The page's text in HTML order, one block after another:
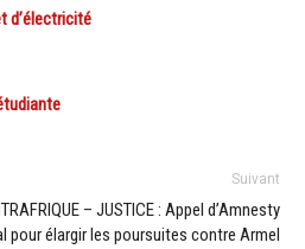
d’électricité
Suivant
– JUSTICE : Appel d’Amnesty
pour élargir les poursuites contre Armel